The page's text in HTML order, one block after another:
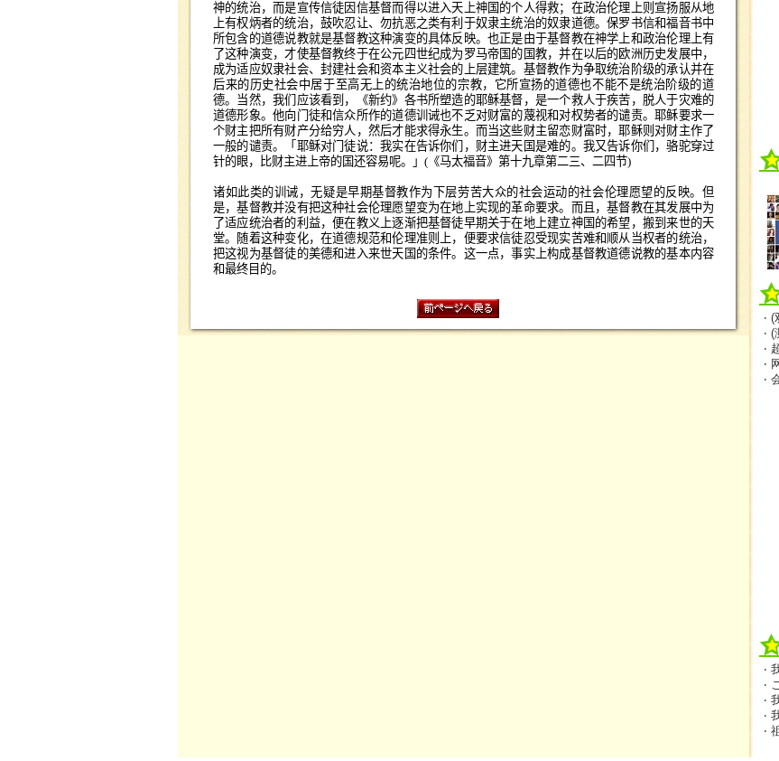
神的统治，而是宣传信徒因信基督而得以进入天上神国的个人得救；在政治伦理上则宣扬服从地
上有权炳者的统治，鼓吹忍让、勿抗恶之类有利于奴隶主统治的奴隶道德。保罗书信和福音书中
所包含的道德说教就是基督教这种演变的具体反映。也正是由于基督教在神学上和政治伦理上有
了这种演变，才使基督教终于在公元四世纪成为罗马帝国的国教，并在以后的欧洲历史发展中，
成为适应奴隶社会、封建社会和资本主义社会的上层建筑。基督教作为争取统治阶级的承认并在
后来的历史社会中居于至高无上的统治地位的宗教，它所宣扬的道德也不能不是统治阶级的道
德。当然，我们应该看到，《新约》各书所塑造的耶稣基督，是一个救人于疾苦，脱人于灾难的
道德形象。他向门徒和信众所作的道德训诫也不乏对财富的蔑视和对权势者的谴责。耶稣要求一
个财主把所有财产分给穷人，然后才能求得永生。而当这些财主留恋财富时，耶稣则对财主作了
一般的谴责。「耶稣对门徒说：我实在告诉你们，财主进天国是难的。我又告诉你们，骆驼穿过
针的眼，比财主进上帝的国还容易呢。」 ( 《马太福音》第十九章第二三、二四节)
诸如此类的训诫，无疑是早期基督教作为下层劳苦大众的社会运动的社会伦理愿望的反映。但
是，基督教并没有把这种社会伦理愿望变为在地上实现的革命要求。而且，基督教在其发展中为
了适应统治者的利益，便在教义上逐渐把基督徒早期关于在地上建立神国的希望，搬到来世的天
堂。随着这种变化，在道德规范和伦理准则上，便要求信徒忍受现实苦难和顺从当权者的统治，
把这视为基督徒的美德和进入来世天国的条件。这一点，事实上构成基督教道德说教的基本内容
和最终目的。
‧
‧
‧
‧
‧
‧
‧
‧
‧
‧